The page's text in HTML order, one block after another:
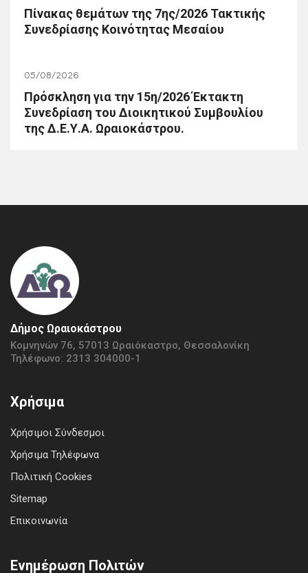
Πίνακας θεμάτων της 7ης/2026 Τακτικής
Συνεδρίασης Κοινότητας Μεσαίου
05/08/2026
Πρόσκληση για την 15η/2026 Έκτακτη
Συνεδρίαση του Διοικητικού Συμβουλίου
της Δ.Ε.Υ.Α. Ωραιοκάστρου.
Δήμος Ωραιοκάστρου
Κομνηνών 76, 57013 Ωραιόκαστρο, Θεσσαλονίκη
Τηλέφωνο: 2313 304000-1
Χρήσιμα
Χρήσιμοι Σύνδεσμοι
Χρήσιμα Τηλέφωνα
Πολιτική Cookies
Sitemap
Επικοινωνία
Ενημέρωση Πολιτών